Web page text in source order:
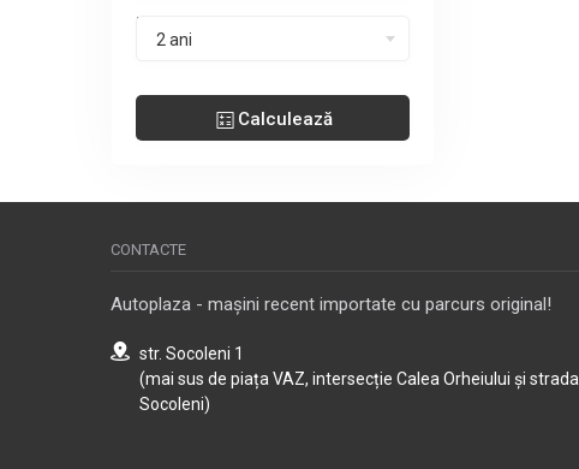
Perioada leasing
2 ani
Calculează
CONTACTE
Autoplaza - mașini recent importate cu parcurs original!
str. Socoleni 1
(mai sus de piața VAZ, intersecție Calea Orheiului și strada
Socoleni)